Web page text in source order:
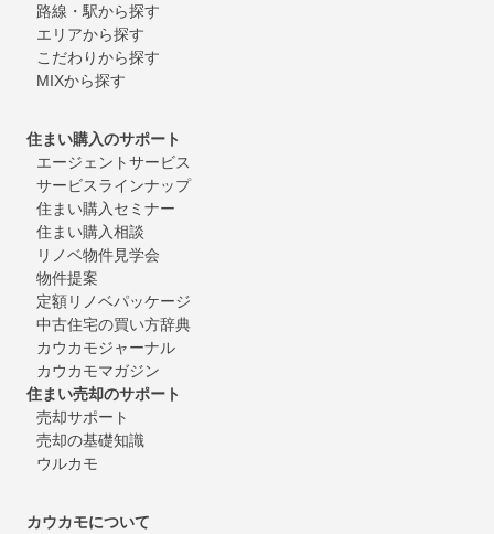
路線・駅から探す
エリアから探す
こだわりから探す
MIXから探す
住まい購入のサポート
エージェントサービス
サービスラインナップ
住まい購入セミナー
住まい購入相談
リノベ物件見学会
物件提案
定額リノベパッケージ
中古住宅の買い方辞典
カウカモジャーナル
カウカモマガジン
住まい売却のサポート
売却サポート
売却の基礎知識
ウルカモ
カウカモについて